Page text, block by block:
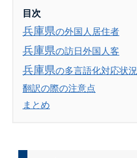
目次
兵庫県の外国人居住者
兵庫県の訪日外国人客
兵庫県の多言語化対応状況
翻訳の際の注意点
まとめ